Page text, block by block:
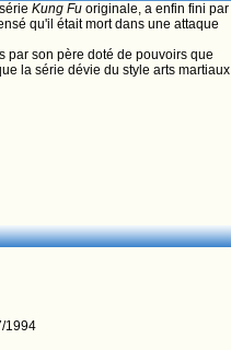
Kung Fu originale, a enfin fini par
qu'il était mort dans une attaque
par son père doté de pouvoirs que
la série dévie du style arts martiaux
1994